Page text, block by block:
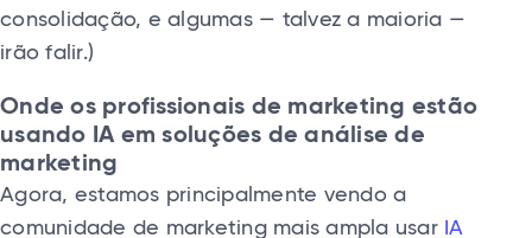
consolidação, e algumas — talvez a maioria —
irão falir.)
Onde os profissionais de marketing estão
usando IA em soluções de análise de
marketing
Agora, estamos principalmente vendo a
comunidade de marketing mais ampla usar IA